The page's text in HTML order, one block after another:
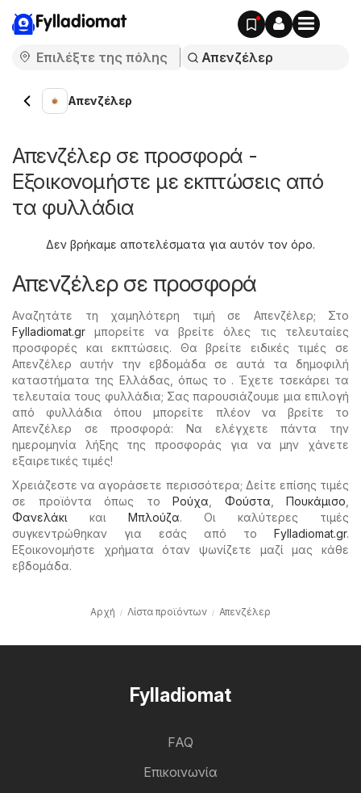
Fylladiomat
Απενζέλερ
Απενζέλερ σε προσφορά -
Εξοικονομήστε με εκπτώσεις από
τα φυλλάδια
Δεν βρήκαμε αποτελέσματα για αυτόν τον όρο.
Απενζέλερ σε προσφορά
Αναζητάτε τη χαμηλότερη τιμή σε Απενζέλερ; Στο
Fylladiomat.gr μπορείτε να βρείτε όλες τις τελευταίες
προσφορές και εκπτώσεις. Θα βρείτε ειδικές τιμές σε
Απενζέλερ αυτήν την εβδομάδα σε αυτά τα δημοφιλή
καταστήματα της Ελλάδας, όπως το . Έχετε τσεκάρει τα
τελευταία τους φυλλάδια; Σας παρουσιάζουμε μια επιλογή
από φυλλάδια όπου μπορείτε πλέον να βρείτε το
Απενζέλερ σε προσφορά: Να ελέγχετε πάντα την
ημερομηνία λήξης της προσφοράς για να μην χάνετε
εξαιρετικές τιμές!
Χρειάζεστε να αγοράσετε περισσότερα; Δείτε επίσης τιμές
σε προϊόντα όπως το Ρούχα Φούστα Πουκάμισο
Φανελάκι και Μπλούζα. Οι καλύτερες τιμές
συγκεντρώθηκαν για εσάς από το Fylladiomat.gr.
Εξοικονομήστε χρήματα όταν ψωνίζετε μαζί μας κάθε
εβδομάδα.
Αρχή Λίστα προϊόντων Απενζέλερ
Fylladiomat
FAQ
Επικοινωνία